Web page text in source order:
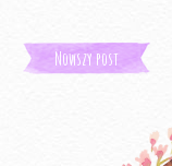
Nowszy post